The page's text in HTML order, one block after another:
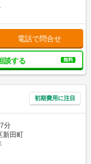
電話で問合せ
談する 無料
初期費用に注目
分
新田町